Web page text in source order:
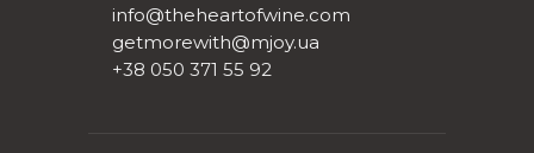
info@theheartofwine.com
getmorewith@mjoy.ua
+38 050 371 55 92